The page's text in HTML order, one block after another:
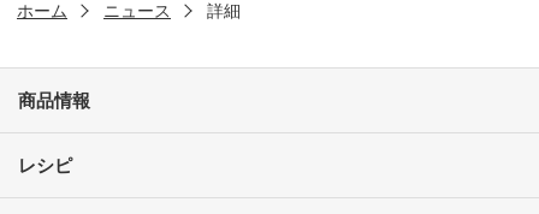
ホーム ニュース 詳細
商品情報
レシピ